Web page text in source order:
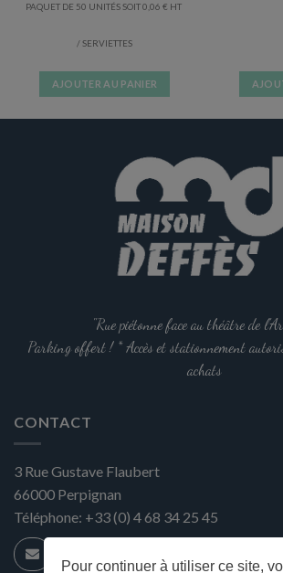
Pour continuer à utiliser ce site,
PAQUET DE 50 UNITÉS SOIT0,06 €
/ SERVIETTES
AJOUTER AU PANIER
"Rue piétonne face au théâtre de
Parking offert ! * Accès et stationnement
achats
CONTACT
3 Rue Gustave Flaubert
66000 Perpignan
Téléphone: +33 (0) 4 68 34 25 45